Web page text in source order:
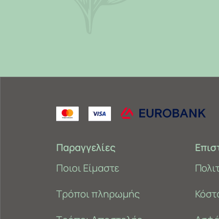
Παραγγελίες
Ποιοι Είμαστε
Τρόποι πληρωμής